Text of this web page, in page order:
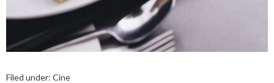
Filed under: Cine